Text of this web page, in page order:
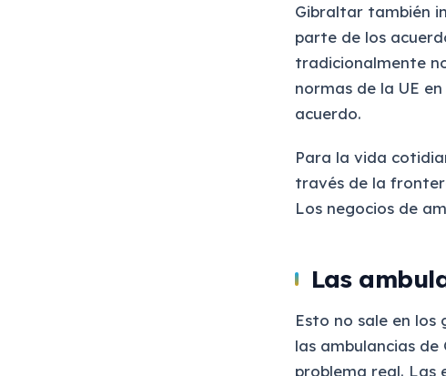
Gibraltar también
parte de los
tradicionalmente
normas de la UE
acuerdo.
Para la vida
través de la
Los negocios de
Las
Esto no sale en
las ambulancias
problema real. Las